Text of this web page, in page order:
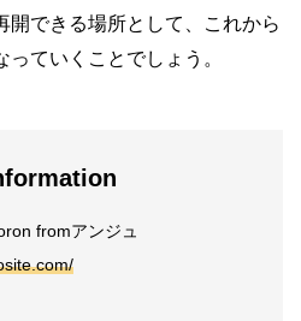
開できる場所として、これから
ていくことでしょう。
fromアンジュ